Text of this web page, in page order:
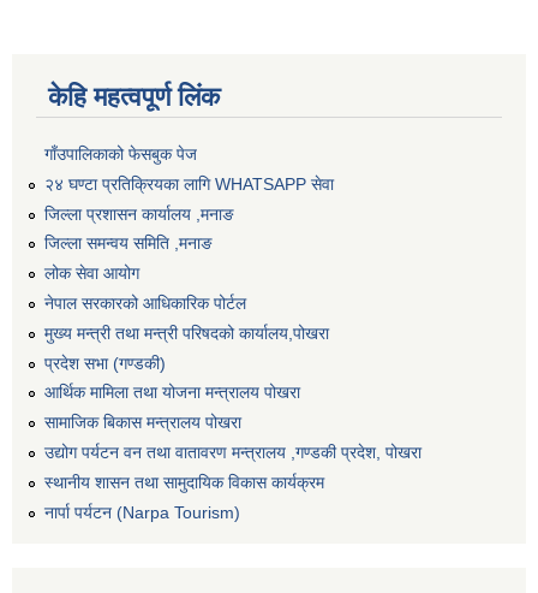
केहि महत्वपूर्ण लिंक
गाँउपालिकाको फेसबुक पेज
२४ घण्टा प्रतिक्रियका लागि WHATSAPP सेवा
जिल्ला प्रशासन कार्यालय ,मनाङ
जिल्ला समन्वय समिति ,मनाङ
लोक सेवा आयोग
नेपाल सरकारको आधिकारिक पोर्टल
मुख्य मन्त्री तथा मन्त्री परिषदको कार्यालय,पोखरा
प्रदेश सभा (गण्डकी)
आर्थिक मामिला तथा योजना मन्त्रालय पोखरा
सामाजिक बिकास मन्त्रालय पोखरा
उद्योग पर्यटन वन तथा वातावरण मन्त्रालय ,गण्डकी प्रदेश, पोखरा
स्थानीय शासन तथा सामुदायिक विकास कार्यक्रम
नार्पा पर्यटन (Narpa Tourism)